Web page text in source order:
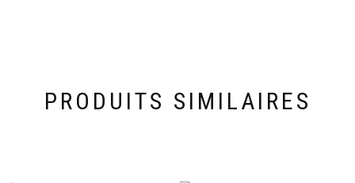
PRODUITS SIMILAIRES